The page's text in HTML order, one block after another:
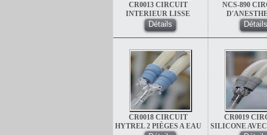
CR0013 CIRCUIT
INTERIEUR LISSE
ENFANT 2 PIEGE
Détails
NCS-890
02 PIEGE A
Détails
CR0018 CIRCUIT
HYTREL 2 PIÈGES A EAU
CR0019
SILICONE